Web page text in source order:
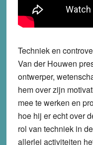
Techniek en
Van der Houwen
ontwerper,
hem over zijn
mee te werken en
hoe hij er echt over
rol van techniek in
allerlei activiteiten